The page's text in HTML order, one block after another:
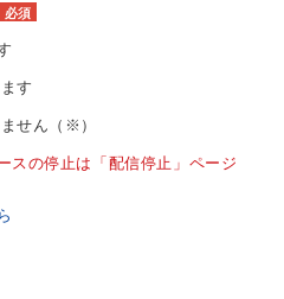
必須
す
せん（※）
スの停止は「配信停止」ページ